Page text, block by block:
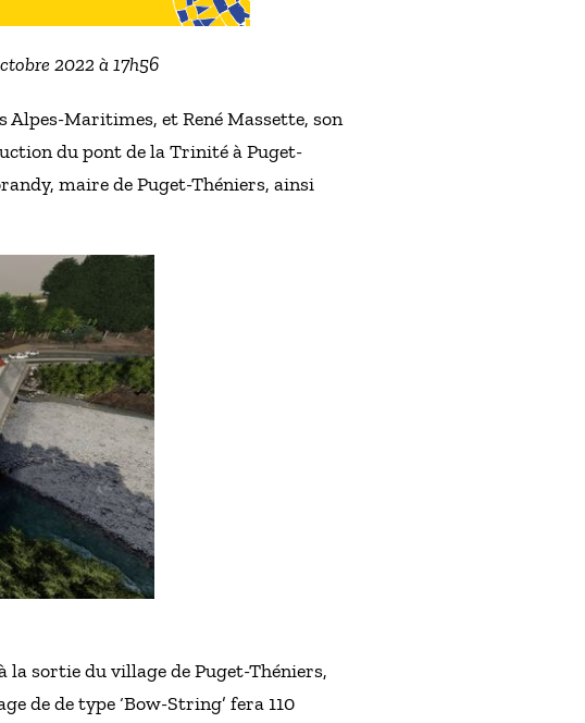
2022 à 17h56
Maritimes, et René Massette, son
du pont de la Trinité à Puget-
maire de Puget-Théniers, ainsi
la sortie du village de Puget-Théniers,
de de type ‘Bow-String’ fera 110